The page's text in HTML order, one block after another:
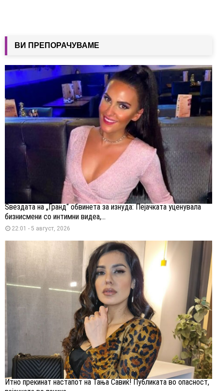
ВИ ПРЕПОРАЧУВАМЕ
Ѕвездата на „Гранд“ обвинета за изнуда: Пејачката уценувала
бизнисмени со интимни видеа,...
22:01 - 5 август, 2026
Итно прекинат настапот на Тања Савиќ! Публиката во опасност,